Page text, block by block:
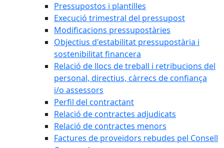
Pressupostos i plantilles
Execució trimestral del pressupost
Modificacions pressupostàries
Objectius d'estabilitat pressupostària i
sostenibilitat financera
Relació de llocs de treball i retribucions del
personal, directius, càrrecs de confiança
i/o assessors
Perfil del contractant
Relació de contractes adjudicats
Relació de contractes menors
Factures de proveïdors rebudes pel Consell